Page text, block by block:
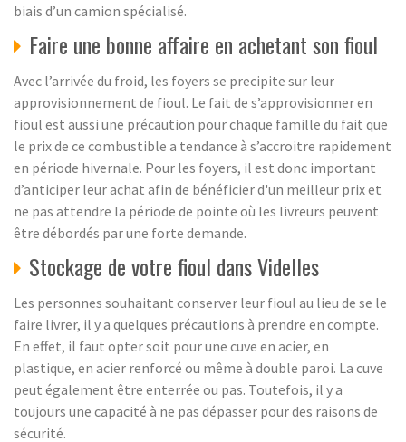
biais d’un camion spécialisé.
Faire une bonne affaire en achetant son fioul
Avec l’arrivée du froid, les foyers se precipite sur leur
approvisionnement de fioul. Le fait de s’approvisionner en
fioul est aussi une précaution pour chaque famille du fait que
le prix de ce combustible a tendance à s’accroitre rapidement
en période hivernale. Pour les foyers, il est donc important
d’anticiper leur achat afin de bénéficier d'un meilleur prix et
ne pas attendre la période de pointe où les livreurs peuvent
être débordés par une forte demande.
Stockage de votre fioul dans Videlles
Les personnes souhaitant conserver leur fioul au lieu de se le
faire livrer, il y a quelques précautions à prendre en compte.
En effet, il faut opter soit pour une cuve en acier, en
plastique, en acier renforcé ou même à double paroi. La cuve
peut également être enterrée ou pas. Toutefois, il y a
toujours une capacité à ne pas dépasser pour des raisons de
sécurité.